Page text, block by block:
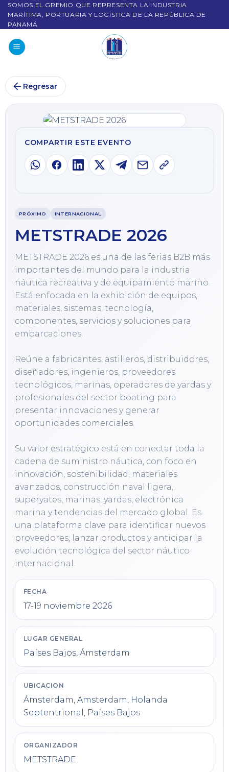
SOMOS EL GREMIO QUE REPRESENTA LA INDUSTRIA
MARÍTIMA, PORTUARIA Y LOGÍSTICA DE LA REPÚBLICA DE
PANAMÁ
Regresar
COMPARTIR ESTE EVENTO
PRÓXIMO INTERNACIONAL
METSTRADE 2026
METSTRADE 2026 es una de las ferias B2B más
importantes del mundo para la industria
náutica recreativa y de equipamiento marino.
Está enfocada en la exhibición de equipos,
materiales, sistemas, tecnología,
componentes, servicios y soluciones para
embarcaciones.
Reúne a fabricantes, astilleros, distribuidores,
diseñadores, ingenieros, proveedores
tecnológicos, marinas, operadores de yardas y
profesionales del sector boating para
presentar innovaciones y generar
oportunidades comerciales.
Su valor estratégico está en conectar toda la
cadena de suministro náutica, con foco en
innovación, sostenibilidad, materiales
avanzados, construcción naval ligera,
superyates, marinas, yardas, electrónica
marina y tendencias del mercado global. Es
una plataforma clave para identificar nuevos
proveedores, lanzar productos y anticipar la
evolución tecnológica del sector náutico
internacional.
FECHA
17-19 noviembre 2026
LUGAR GENERAL
Países Bajos, Ámsterdam
UBICACION
Ámsterdam, Amsterdam, Holanda
Septentrional, Países Bajos
ORGANIZADOR
METSTRADE